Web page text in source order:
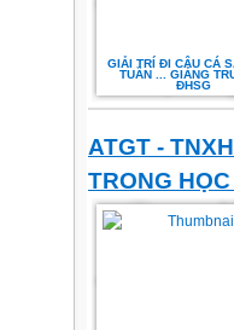
GIẢI TRÍ ĐI CÂU CÁ
TUẦN ... GIẢNG
ĐHSG
ATGT -
TRONG